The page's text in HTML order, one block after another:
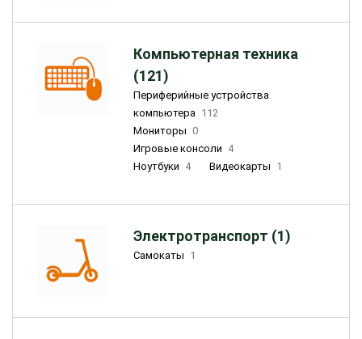
Компьютерная техника
(121)
Периферийные устройства
компьютера 112
Мониторы 0
Игровые консоли 4
Ноутбуки 4 Видеокарты 1
Электротранспорт (1)
Самокаты 1